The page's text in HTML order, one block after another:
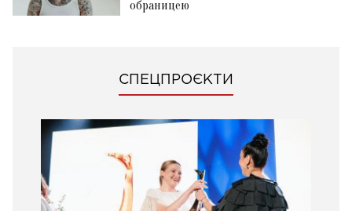
обраницею
СПЕЦПРОЄКТИ